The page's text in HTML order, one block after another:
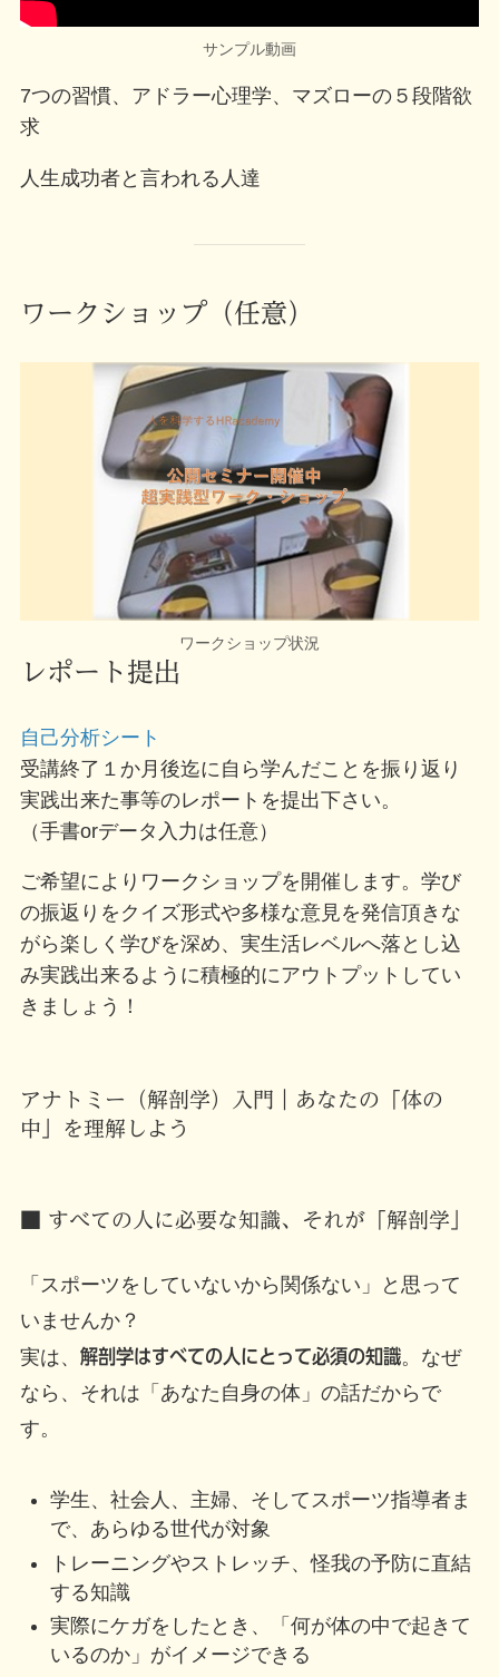
サンプル動画
7つの習慣、アドラー心理学、マズローの５段階欲
求
人生成功者と言われる人達
ワークショップ（任意）
ワークショップ状況
レポート提出
自己分析シート
受講終了１か月後迄に自ら学んだことを振り返り
実践出来た事等のレポートを提出下さい。
（手書orデータ入力は任意）
ご希望によりワークショップを開催します。学び
の振返りをクイズ形式や多様な意見を発信頂きな
がら楽しく学びを深め、実生活レベルへ落とし込
み実践出来るように積極的にアウトプットしてい
きましょう！
アナトミー（解剖学）入門｜あなたの「体の
中」を理解しよう
■ すべての人に必要な知識、それが「解剖学」
「スポーツをしていないから関係ない」と思って
いませんか？
実は、 解剖学はすべての人にとって必須の知識。なぜ
なら、それは「あなた自身の体」の話だからで
す。
学生、社会人、主婦、そしてスポーツ指導者ま
で、あらゆる世代が対象
トレーニングやストレッチ、怪我の予防に直結
する知識
実際にケガをしたとき、「何が体の中で起きて
いるのか」がイメージできる